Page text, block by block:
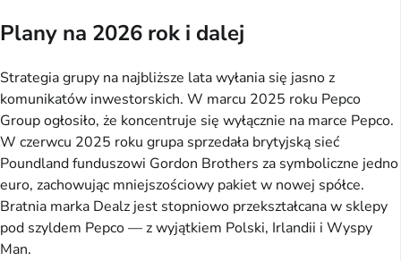
Plany na 2026 rok i dalej
Strategia grupy na najbliższe lata wyłania się jasno z
komunikatów inwestorskich. W marcu 2025 roku Pepco
Group ogłosiło, że koncentruje się wyłącznie na marce Pepco.
W czerwcu 2025 roku grupa sprzedała brytyjską sieć
Poundland funduszowi Gordon Brothers za symboliczne jedno
euro, zachowując mniejszościowy pakiet w nowej spółce.
Bratnia marka Dealz jest stopniowo przekształcana w sklepy
pod szyldem Pepco — z wyjątkiem Polski, Irlandii i Wyspy
Man.